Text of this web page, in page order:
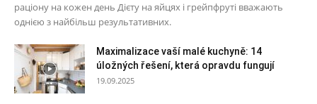
раціону на кожен день Дієту на яйцях і грейпфруті вважають
однією з найбільш результативних.
Maximalizace vaší malé kuchyně: 14
úložných řešení, která opravdu fungují
19.09.2025